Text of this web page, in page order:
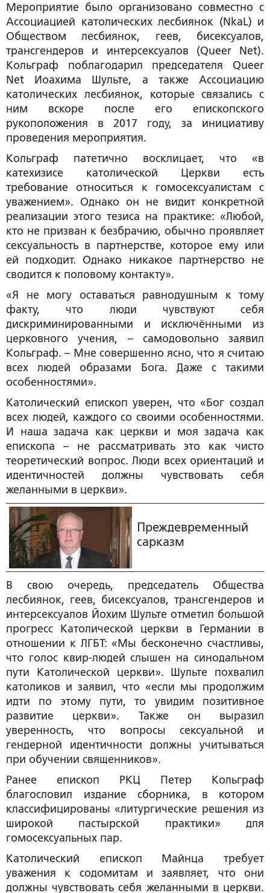
Мероприятие было организовано совместно с
Ассоциацией католических лесбиянок (NkaL) и
Обществом лесбиянок, геев, бисексуалов,
трансгендеров и интерсексуалов (Queer Net).
Кольграф поблагодарил председателя Queer
Net Иоахима Шульте, а также Ассоциацию
католических лесбиянок, которые связались с
ним вскоре после его епископского
рукоположения в 2017 году, за инициативу
проведения мероприятия.
Кольграф патетично восклицает, что «в
катехизисе католической Церкви есть
требование относиться к гомосексуалистам с
уважением». Однако он не видит конкретной
реализации этого тезиса на практике: «Любой,
кто не призван к безбрачию, обычно проявляет
сексуальность в партнерстве, которое ему или
ей подходит. Однако никакое партнерство не
сводится к половому контакту».
«Я не могу оставаться равнодушным к тому
факту, что люди чувствуют себя
дискриминированными и исключёнными из
церковного учения, – самодовольно заявил
Кольграф. – Мне совершенно ясно, что я считаю
всех людей образами Бога. Даже с такими
особенностями».
Католический епископ уверен, что «Бог создал
всех людей, каждого со своими особенностями.
И наша задача как церкви и моя задача как
епископа – не рассматривать это как чисто
теоретический вопрос. Люди всех ориентаций и
идентичностей должны чувствовать себя
желанными в церкви».
Преждевременный
сарказм
В свою очередь, председатель Общества
лесбиянок, геев, бисексуалов, трансгендеров и
интерсексуалов Йохим Шульте отметил большой
прогресс Католической церкви в Германии в
отношении к ЛГБТ: «Мы бесконечно счастливы,
что голос квир-людей слышен на синодальном
пути Католической церкви». Шульте похвалил
католиков и заявил, что «если мы продолжим
идти по этому пути, то увидим позитивное
развитие церкви». Также он выразил
уверенность, что вопросы сексуальной и
гендерной идентичности должны учитываться
при обучении священников».
Ранее епископ РКЦ Петер Кольграф
благословил издание сборника, в котором
классифицированы «литургические решения из
широкой пастырской практики» для
гомосексуальных пар.
Католический епископ Майнца требует
уважения к содомитам и заявляет, что они
должны чувствовать себя желанными в церкви.